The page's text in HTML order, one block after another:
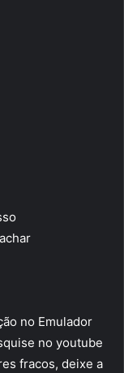
no Emulador
no youtube
fracos, deixe a